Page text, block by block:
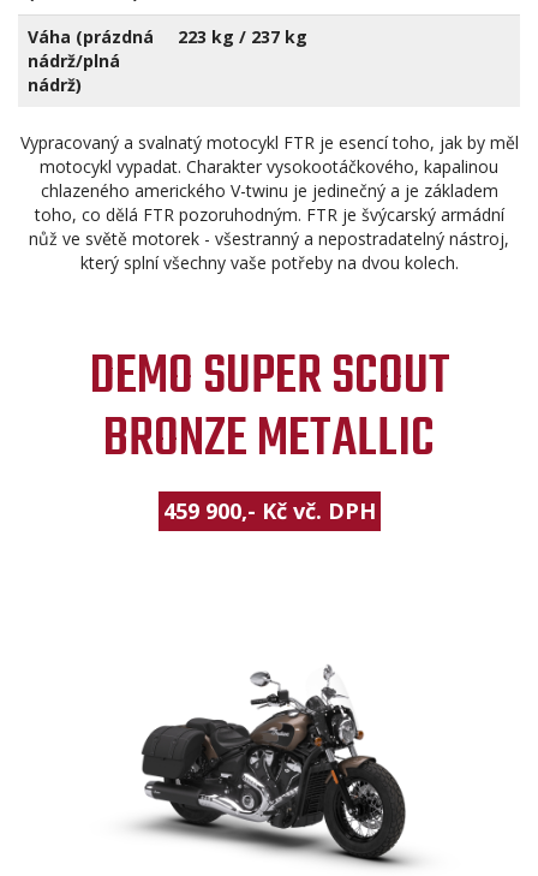
Váha (prázdná
nádrž/plná
nádrž)
223 kg / 237 kg
Vypracovaný a svalnatý motocykl FTR je esencí toho, jak by měl
motocykl vypadat. Charakter vysokootáčkového, kapalinou
chlazeného amerického V-twinu je jedinečný a je základem
toho, co dělá FTR pozoruhodným. FTR je švýcarský armádní
nůž ve světě motorek - všestranný a nepostradatelný nástroj,
který splní všechny vaše potřeby na dvou kolech.
DEMO SUPER SCOUT
BRONZE METALLIC
459 900,- Kč vč. DPH